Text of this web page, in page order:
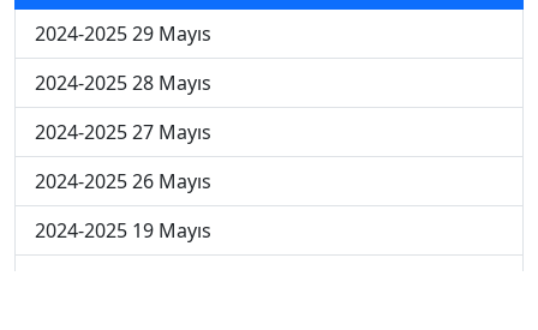
2024-2025 29 Mayıs
2024-2025 28 Mayıs
2024-2025 27 Mayıs
2024-2025 26 Mayıs
2024-2025 19 Mayıs